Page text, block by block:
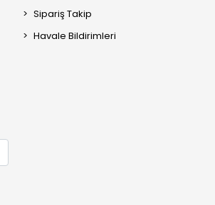
Sipariş Takip
Havale Bildirimleri